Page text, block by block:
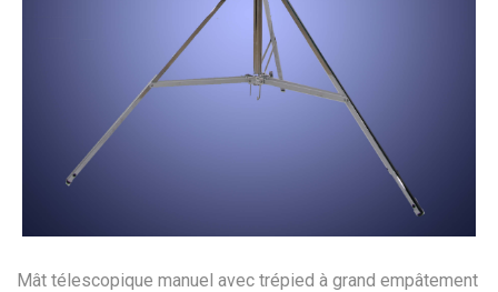
Mât télescopique manuel avec trépied à grand empâtement